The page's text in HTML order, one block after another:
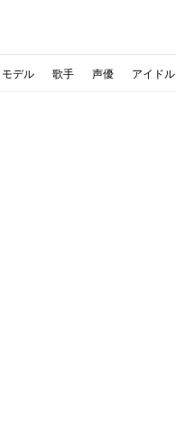
モデル 歌手 声優 アイドル